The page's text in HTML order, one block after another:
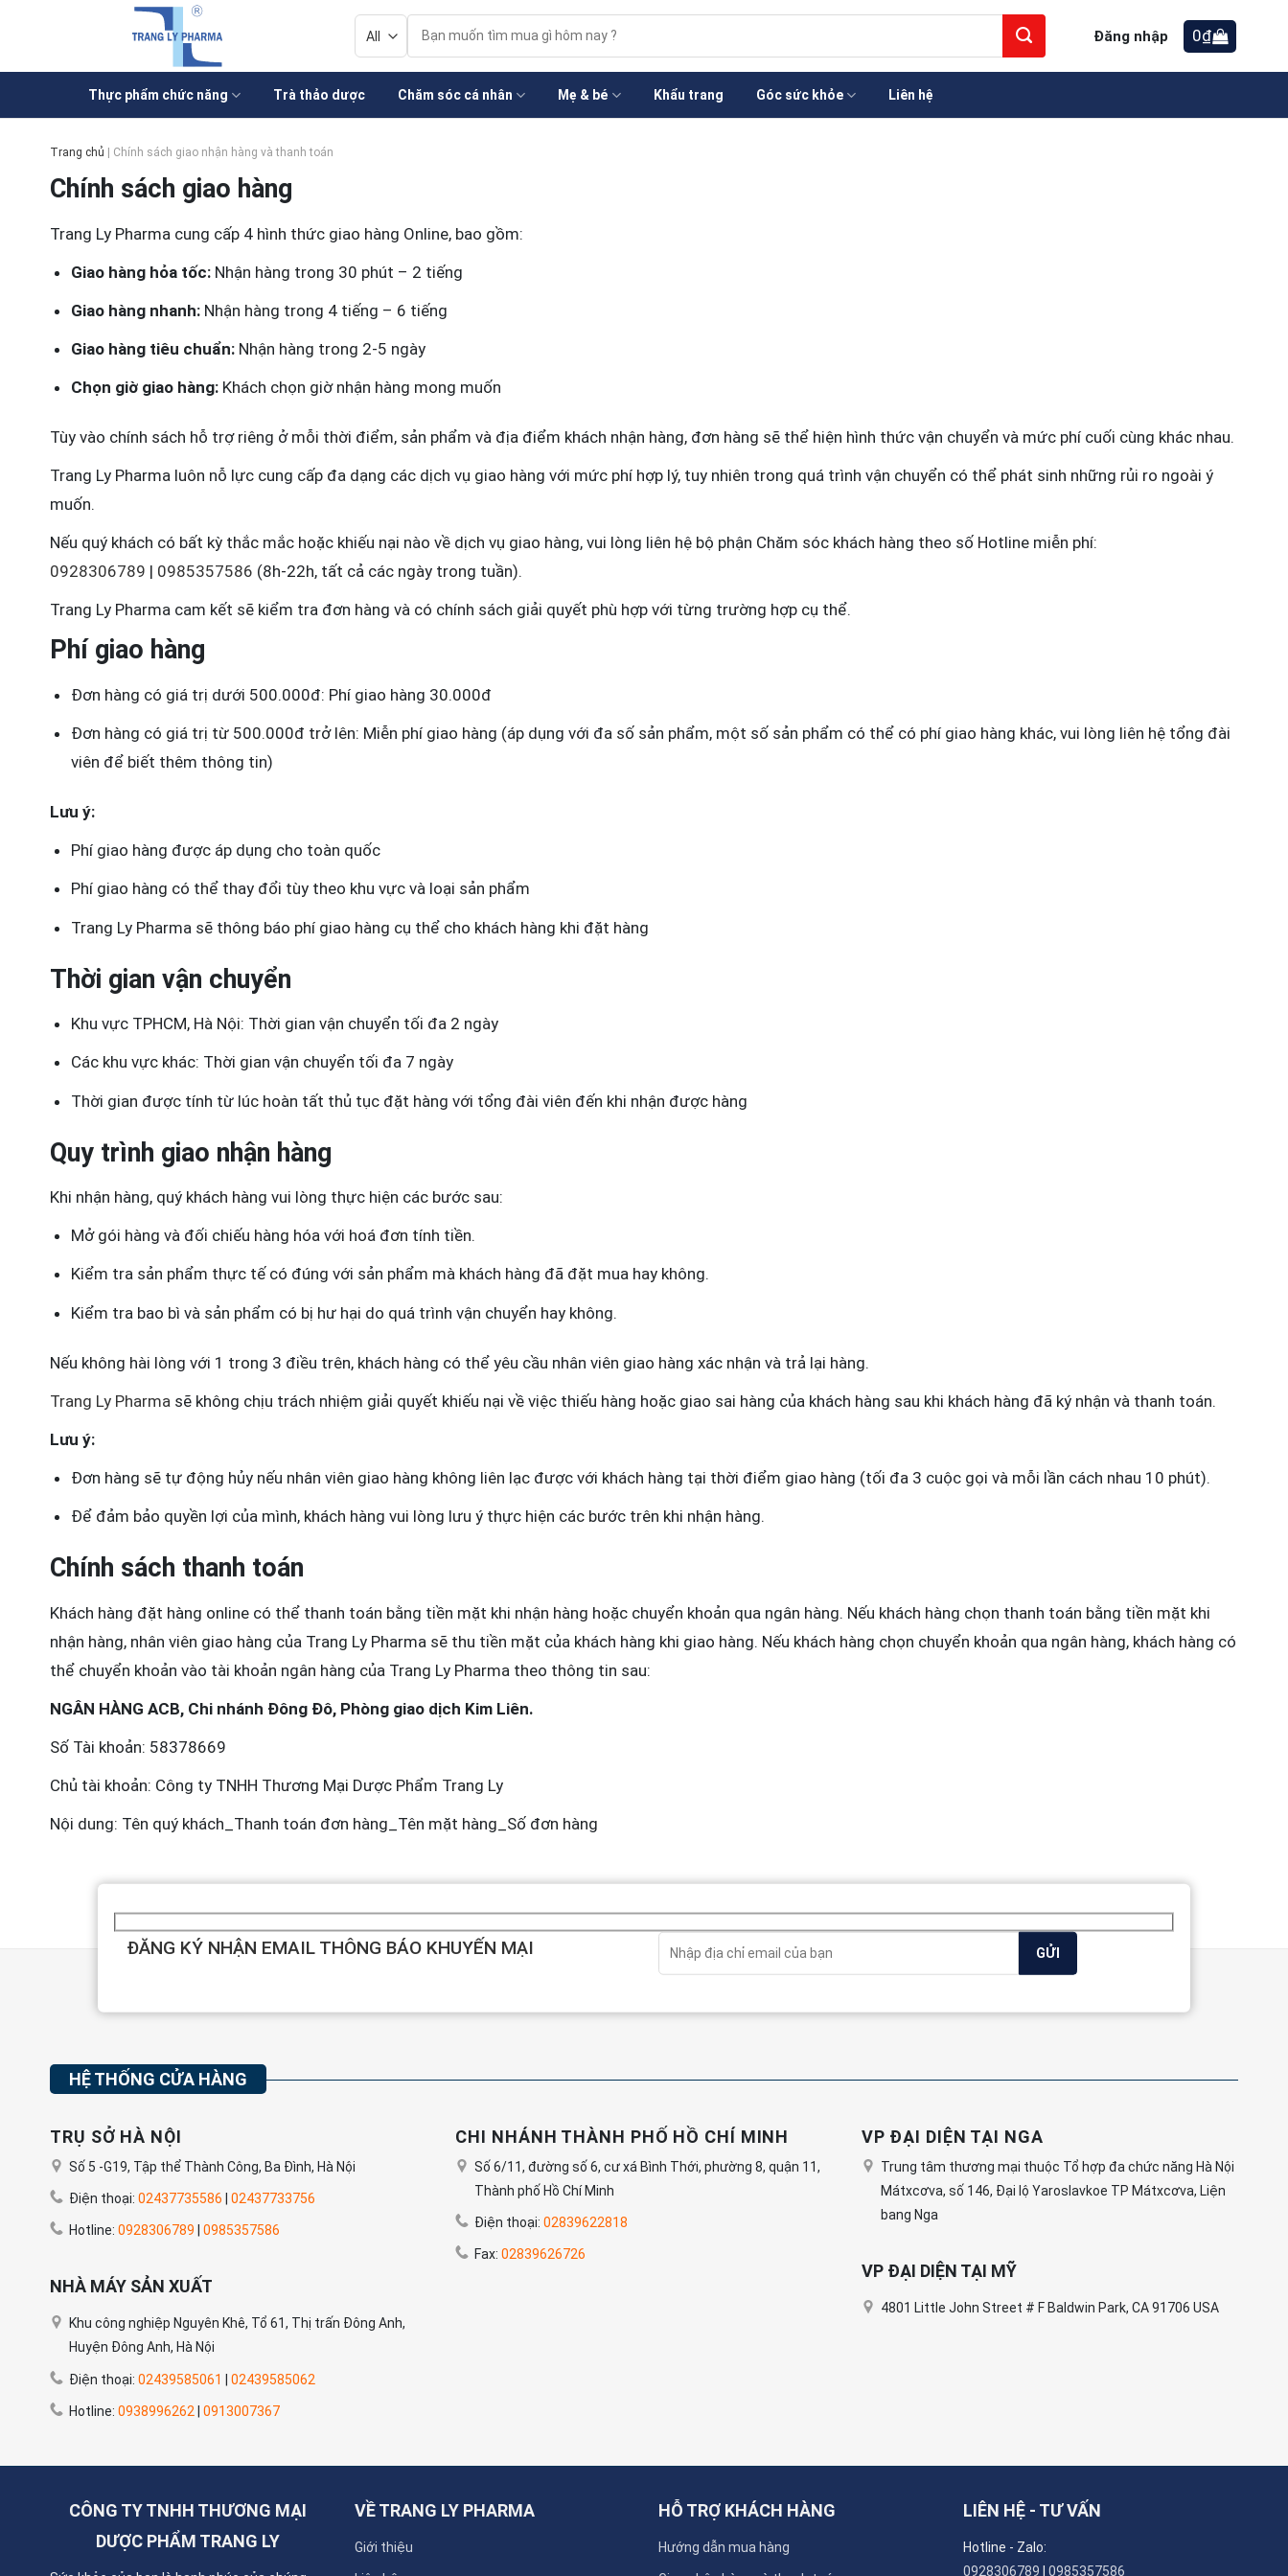
content
kiếm:
Đăng nhập 0₫
Thực phẩm chức năng Trà thảo dược Chăm sóc cá nhân Mẹ & bé Khẩu trang Góc sức khỏe Liên hệ
Trang chủ Chính sách giao nhận hàng và thanh toán
Chính sách giao hàng
Trang Ly Pharma cung cấp 4 hình thức giao hàng Online, bao gồm:
Giao hàng hỏa tốc: Nhận hàng trong 30 phút – 2 tiếng
Giao hàng nhanh: Nhận hàng trong 4 tiếng – 6 tiếng
Giao hàng tiêu chuẩn: Nhận hàng trong 2-5 ngày
Chọn giờ giao hàng: Khách chọn giờ nhận hàng mong muốn
Tùy vào chính sách hỗ trợ riêng ở mỗi thời điểm, sản phẩm và địa điểm khách nhận hàng, đơn hàng sẽ thể hiện hình thức vận chuyển và mức phí cuối cùng khác nhau.
Trang Ly Pharma luôn nỗ lực cung cấp đa dạng các dịch vụ giao hàng với mức phí hợp lý, tuy nhiên trong quá trình vận chuyển có thể phát sinh những rủi ro ngoài ý
muốn.
Nếu quý khách có bất kỳ thắc mắc hoặc khiếu nại nào về dịch vụ giao hàng, vui lòng liên hệ bộ phận Chăm sóc khách hàng theo số Hotline miễn phí:
0928306789 | 0985357586 (8h-22h, tất cả các ngày trong tuần).
Trang Ly Pharma cam kết sẽ kiểm tra đơn hàng và có chính sách giải quyết phù hợp với từng trường hợp cụ thể.
Phí giao hàng
Đơn hàng có giá trị dưới 500.000đ: Phí giao hàng 30.000đ
Đơn hàng có giá trị từ 500.000đ trở lên: Miễn phí giao hàng (áp dụng với đa số sản phẩm, một số sản phẩm có thể có phí giao hàng khác, vui lòng liên hệ tổng đài
viên để biết thêm thông tin)
Lưu ý:
Phí giao hàng được áp dụng cho toàn quốc
Phí giao hàng có thể thay đổi tùy theo khu vực và loại sản phẩm
Trang Ly Pharma sẽ thông báo phí giao hàng cụ thể cho khách hàng khi đặt hàng
Thời gian vận chuyển
Khu vực TPHCM, Hà Nội: Thời gian vận chuyển tối đa 2 ngày
Các khu vực khác: Thời gian vận chuyển tối đa 7 ngày
Thời gian được tính từ lúc hoàn tất thủ tục đặt hàng với tổng đài viên đến khi nhận được hàng
Quy trình giao nhận hàng
Khi nhận hàng, quý khách hàng vui lòng thực hiện các bước sau:
Mở gói hàng và đối chiếu hàng hóa với hoá đơn tính tiền.
Kiểm tra sản phẩm thực tế có đúng với sản phẩm mà khách hàng đã đặt mua hay không.
Kiểm tra bao bì và sản phẩm có bị hư hại do quá trình vận chuyển hay không.
Nếu không hài lòng với 1 trong 3 điều trên, khách hàng có thể yêu cầu nhân viên giao hàng xác nhận và trả lại hàng.
Trang Ly Pharma sẽ không chịu trách nhiệm giải quyết khiếu nại về việc thiếu hàng hoặc giao sai hàng của khách hàng sau khi khách hàng đã ký nhận và thanh toán.
Lưu ý:
Đơn hàng sẽ tự động hủy nếu nhân viên giao hàng không liên lạc được với khách hàng tại thời điểm giao hàng (tối đa 3 cuộc gọi và mỗi lần cách nhau 10 phút).
Để đảm bảo quyền lợi của mình, khách hàng vui lòng lưu ý thực hiện các bước trên khi nhận hàng.
Chính sách thanh toán
Khách hàng đặt hàng online có thể thanh toán bằng tiền mặt khi nhận hàng hoặc chuyển khoản qua ngân hàng. Nếu khách hàng chọn thanh toán bằng tiền mặt khi
nhận hàng, nhân viên giao hàng của Trang Ly Pharma sẽ thu tiền mặt của khách hàng khi giao hàng. Nếu khách hàng chọn chuyển khoản qua ngân hàng, khách hàng có
thể chuyển khoản vào tài khoản ngân hàng của Trang Ly Pharma theo thông tin sau:
NGÂN HÀNG ACB, Chi nhánh Đông Đô, Phòng giao dịch Kim Liên.
Số Tài khoản: 58378669
Chủ tài khoản: Công ty TNHH Thương Mại Dược Phẩm Trang Ly
Nội dung: Tên quý khách_Thanh toán đơn hàng_Tên mặt hàng_Số đơn hàng
ĐĂNG KÝ NHẬN EMAIL THÔNG BÁO KHUYẾN MẠI
HỆ THỐNG CỬA HÀNG
TRỤ SỞ HÀ NỘI
Số 5 -G19, Tập thể Thành Công, Ba Đình, Hà Nội
Điện thoại: 02437735586 02437733756
Hotline: 0928306789 0985357586
NHÀ MÁY SẢN XUẤT
Khu công nghiệp Nguyên Khê, Tổ 61, Thị trấn Đông Anh,
Huyện Đông Anh, Hà Nội
Điện thoại: 02439585061 02439585062
Hotline: 0938996262 0913007367
CHI NHÁNH THÀNH PHỐ HỒ CHÍ MINH
Số 6/11, đường số 6, cư xá Bình Thới, phường 8, quận 11,
Thành phố Hồ Chí Minh
Điện thoại:02839622818
Fax:02839626726
VP ĐẠI DIỆN TẠI NGA
Trung tâm thương mại thuộc Tổ hợp đa chức năng Hà Nội
Mátxcơva, số 146, Đại lộ Yaroslavkoe TP Mátxcơva, Liện
bang Nga
VP ĐẠI DIỆN TẠI MỸ
4801 Little John Street # F Baldwin Park, CA 91706 USA
CÔNG TY TNHH THƯƠNG MẠI
DƯỢC PHẨM TRANG LY
VỀ TRANG LY PHARMA
Giới thiệu
HỖ TRỢ KHÁCH HÀNG
Hướng dẫn mua hàng
LIÊN HỆ - TƯ VẤN
Hotline - Zalo:
0928306789 | 0985357586